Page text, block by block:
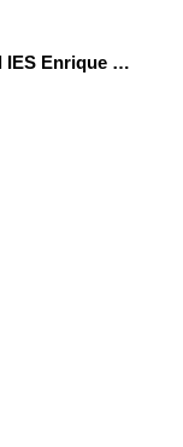
El Gabinete de Física del IES Enrique Tierno Galván de Parla (Curso 25-26)